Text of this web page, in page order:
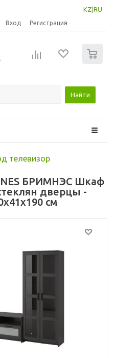
KZ RU
Вход Регистрация
Найти
телевизор
БРИМНЭС Шкаф
дверцы -
см